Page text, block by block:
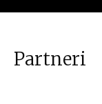
Partneri